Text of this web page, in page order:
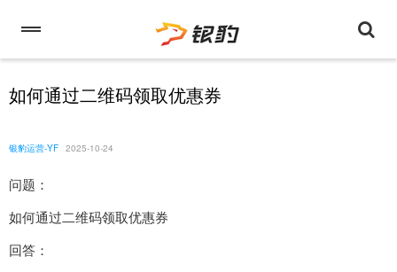
如何通过二维码领取优惠券
银豹运营-YF 2025-10-24
问题：
如何通过二维码领取优惠券
回答：